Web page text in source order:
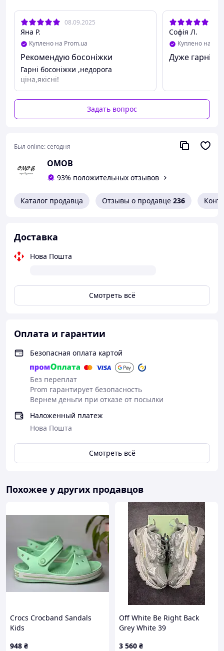
08.09.2025
Яна Р.
Куплено на Prom.ua
Рекомендую босоніжки
Гарні босоніжки ,недорога
ціна,якісні!
Софія Л.
Куплено на
Дуже гарні та
Задать вопрос
Был online:сегодня
ОМОВ
93% положительных отзывов
Каталог продавца Отзывы о продавце 236
Доставка
Нова Пошта
Смотреть всё
Оплата и гарантии
Безопасная оплата картой
Без переплат
Prom гарантирует безопасность
Вернем деньги при отказе от посылки
Наложенный платеж
Нова Пошта
Смотреть всё
Похожее у других продавцов
Crocs Crocband Sandals
Kids
948 ₴
Off White Be Right Back
Grey White 39
3 560 ₴